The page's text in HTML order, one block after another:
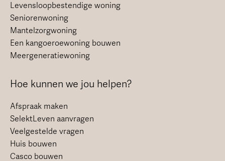
Levensloopbestendige woning
Seniorenwoning
Mantelzorgwoning
Een kangoeroewoning bouwen
Meergeneratiewoning
Hoe kunnen we jou helpen?
Afspraak maken
SelektLeven aanvragen
Veelgestelde vragen
Huis bouwen
Casco bouwen